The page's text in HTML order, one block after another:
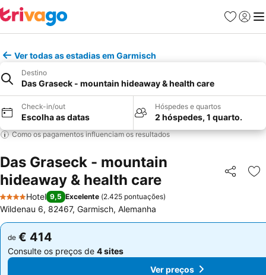
Favoritos
Iniciar
Ver todas as estadias em Garmisch
Destino
Das Graseck - mountain hideaway & health care
Check-in/out
Escolha as datas
Hóspedes e quartos
2 hóspedes, 1 quarto.
Como os pagamentos influenciam os resultados
Das Graseck - mountain
hideaway & health care
Partilhar
4 Estrelas
Hotel 9,5 Excelente (2.425 pontuações)
Wildenau 6, 82467, Garmisch, Alemanha
de € 414
Consulte os preços de 4 sites
de € 414
Consulte os preços de 4 sites
Ver preços